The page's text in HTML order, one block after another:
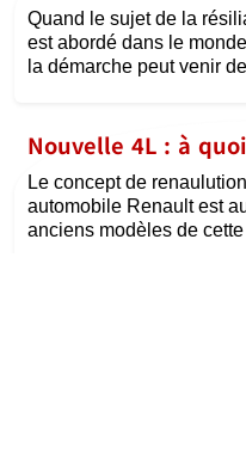
Quand le sujet de la
est abordé dans le
la démarche peut venir
Nouvelle 4L : à
Le concept de
automobile Renault est
anciens modèles de